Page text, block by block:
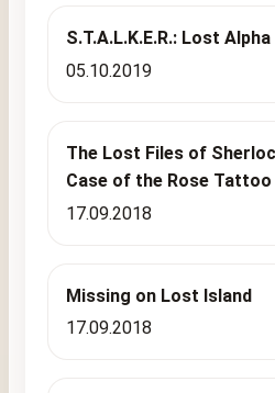
S.T.A.L.K.E.R.: Lost Alpha
05.10.2019
The Lost Files of
Case of the Rose Tattoo
17.09.2018
Missing on Lost Island
17.09.2018